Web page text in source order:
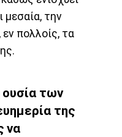
μεσαία, την
εν πολλοίς, τα
ουσία των
της
να